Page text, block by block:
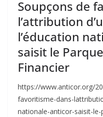
Soupçons de
l’attribution
l’éducation
saisit le
Financier
https://www.anticor.org/
favoritisme-dans-
nationale-anticor-saisit-